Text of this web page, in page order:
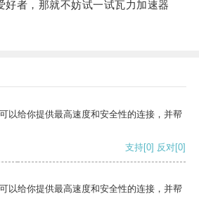
者，那就不妨试一试瓦力加速器
以给你提供最高速度和安全性的连接，并帮
支持[0] 反对[0]
以给你提供最高速度和安全性的连接，并帮